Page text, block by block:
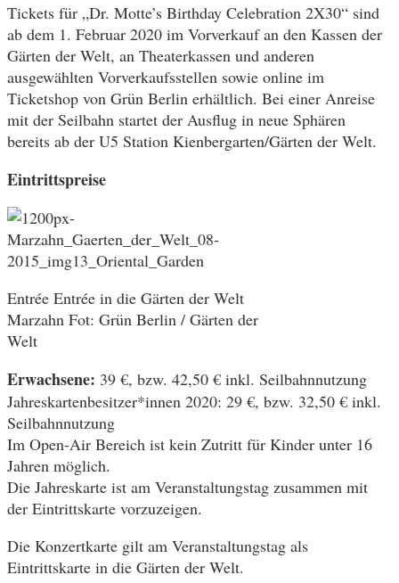
Tickets für „Dr. Motte’s Birthday Celebration 2X30“ sind
ab dem 1. Februar 2020 im Vorverkauf an den Kassen der
Gärten der Welt, an Theaterkassen und anderen
ausgewählten Vorverkaufsstellen sowie online im
Ticketshop von Grün Berlin erhältlich. Bei einer Anreise
mit der Seilbahn startet der Ausflug in neue Sphären
bereits ab der U5 Station Kienbergarten/Gärten der Welt.
Eintrittspreise
Entrée Entrée in die Gärten der Welt
Marzahn Fot: Grün Berlin / Gärten der
Welt
Erwachsene: 39 €, bzw. 42,50 € inkl. Seilbahnnutzung
Jahreskartenbesitzer*innen 2020: 29 €, bzw. 32,50 € inkl.
Seilbahnnutzung
Im Open-Air Bereich ist kein Zutritt für Kinder unter 16
Jahren möglich.
Die Jahreskarte ist am Veranstaltungstag zusammen mit
der Eintrittskarte vorzuzeigen.
Die Konzertkarte gilt am Veranstaltungstag als
Eintrittskarte in die Gärten der Welt.